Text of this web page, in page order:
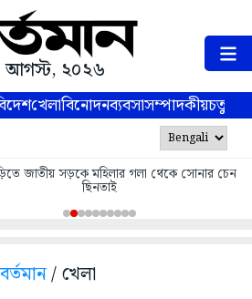
আগস্ট, ২০২৬
খেলাবিনোদনব্যবসাসম্পাদকীয়
জাতীয় সড়কে মহিলার গলা থেকে সোনার চেন
ছিনতাই
বর্তমান/ খেলা